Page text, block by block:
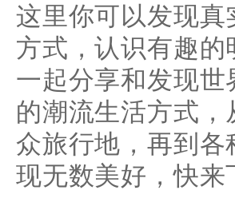
这里你可以发现
方式，认识有趣
一起分享和发现
的潮流生活方式
众旅行地，再到
现无数美好，快